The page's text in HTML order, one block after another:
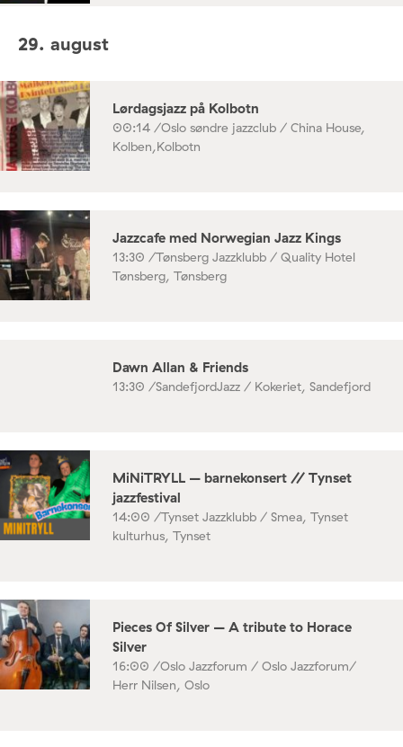
29. august
Lørdagsjazz på Kolbotn
00:14 /Oslo søndre jazzclub / China House,
Kolben,Kolbotn
Jazzcafe med Norwegian Jazz Kings
13:30 /Tønsberg Jazzklubb / Quality Hotel
Tønsberg, Tønsberg
Dawn Allan & Friends
13:30 /SandefjordJazz / Kokeriet, Sandefjord
MiNiTRYLL – barnekonsert // Tynset
jazzfestival
14:00 /Tynset Jazzklubb / Smea, Tynset
kulturhus, Tynset
Pieces Of Silver – A tribute to Horace
Silver
16:00 /Oslo Jazzforum / Oslo Jazzforum/
Herr Nilsen, Oslo